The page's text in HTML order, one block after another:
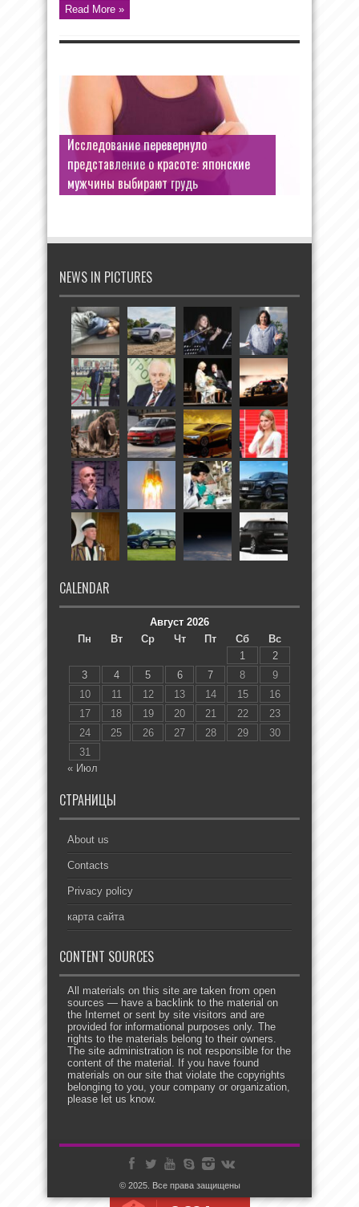
Read More »
Исследование перевернуло
представление о красоте: японские
мужчины выбирают грудь
NEWS IN PICTURES
CALENDAR
Август 2026
Пн
Вт Ср Чт Пт Сб
Вс
1
2
3
4 5 6 7 8
9
10
11 12 13 14 15
16
17
18 19 20 21 22
23
24
25 26 27 28 29
30
31
« Июл
СТРАНИЦЫ
About us
Contacts
Privacy policy
карта сайта
CONTENT SOURCES
All materials on this site are taken from open
sources — have a backlink to the material on
the Internet or sent by site visitors and are
provided for informational purposes only. The
rights to the materials belong to their owners.
The site administration is not responsible for the
content of the material. If you have found
materials on our site that violate the copyrights
belonging to you, your company or organization,
please let us know.
© 2025. Все права защищены